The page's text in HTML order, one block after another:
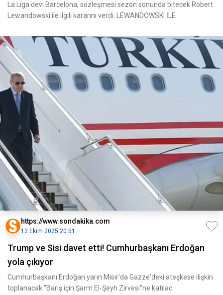
La Liga devi Barcelona, sözleşmesi sezon sonunda bitecek Robert
Lewandowski ile ilgili kararını verdi. LEWANDOWSKI İLE
https://www.sondakika.com
12 Ekim 2025 20:51
Trump ve Sisi davet etti! Cumhurbaşkanı Erdoğan
yola çıkıyor
Cumhurbaşkanı Erdoğan yarın Mısır'da Gazze'deki ateşkese ilişkin
toplanacak "Barış için Şarm El-Şeyh Zirvesi"ne katılac